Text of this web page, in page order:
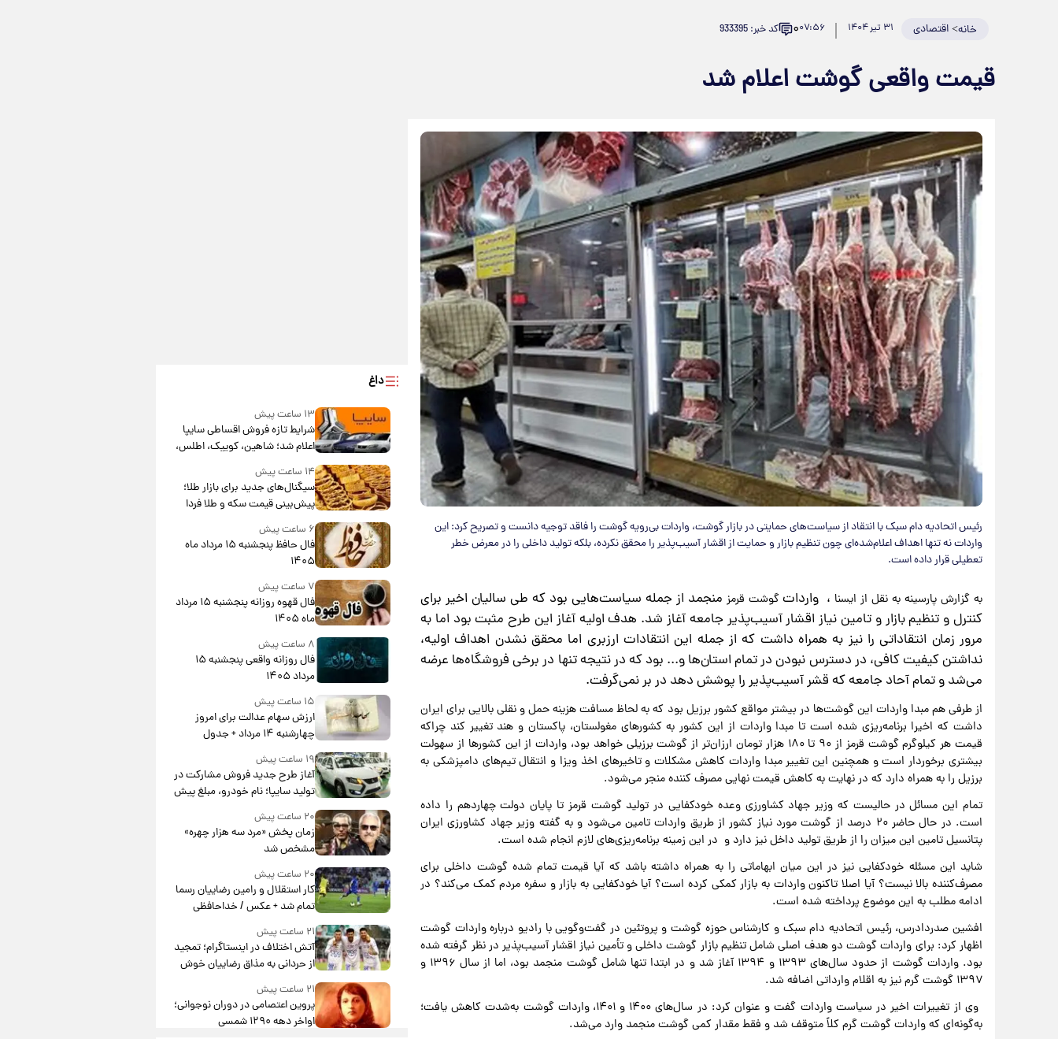
خانه>اقتصادی ۳۱ تیر ۱۴۰۴ ۰۷:۵۶۰ کد خبر: 933395
قیمت واقعی گوشت اعلام شد
رئیس اتحادیه دام سبک با انتقاد از سیاست‌های حمایتی در بازار گوشت، واردات بی‌رویه گوشت را فاقد توجیه دانست و تصریح کرد: این
واردات نه تنها اهداف اعلام‌شده‌ای چون تنظیم بازار و حمایت از اقشار آسیب‌پذیر را محقق نکرده، بلکه تولید داخلی را در معرض خطر
تعطیلی قرار داده است.
به گزارش پارسینه به نقل از ایسنا ، وارداتگوشت قرمز منجمد از جمله سیاست‌هایی بود که طی سالیان اخیر برای
کنترل و تنظیم بازار و تامین نیاز اقشار آسیب‌پذیر جامعه آغاز شد. هدف اولیه آغاز این طرح مثبت بود اما به
مرور زمان انتقاداتی را نیز به همراه داشت که از جمله این انتقادات ارزبری اما محقق نشدن اهداف اولیه،
نداشتن کیفیت کافی، در دسترس نبودن در تمام استان‌ها و... بود که در نتیجه تنها در برخی فروشگاه‌ها عرضه
می‌شد و تمام آحاد جامعه که قشر آسیب‌پذیر را پوشش دهد در بر نمی‌گرفت.
از طرفی هم مبدا واردات این گوشت‌ها در بیشتر مواقع کشور برزیل بود که به لحاظ مسافت هزینه حمل و نقلی بالایی برای ایران
داشت که اخیرا برنامه‌ریزی شده است تا مبدا واردات از این کشور به کشورهای مغولستان، پاکستان و هند تغییر کند چراکه
قیمت هر کیلوگرم گوشت قرمز از ۹۰ تا ۱۸۰ هزار تومان ارزان‌تر از گوشت برزیلی خواهد بود، واردات از این کشورها از سهولت
بیشتری برخوردار است و همچنین این تغییر مبدا واردات کاهش مشکلات و تاخیرهای اخذ ویزا و انتقال تیم‌های دامپزشکی به
برزیل را به همراه دارد که در نهایت به کاهش قیمت نهایی مصرف کننده منجر می‌شود.
تمام این مسائل در حالیست که وزیر جهاد کشاورزی وعده خودکفایی در تولید گوشت قرمز تا پایان دولت چهاردهم را داده
است. در حال حاضر ۲۰ درصد از گوشت مورد نیاز کشور از طریق واردات تامین می‌شود و به گفته وزیر جهاد کشاورزی ایران
پتانسیل تامین این میزان را از طریق تولید داخل نیز دارد و در این زمینه برنامه‌ریزی‌های لازم انجام شده است.
شاید این مسئله خودکفایی نیز در این میان ابهاماتی را به همراه داشته باشد که آیا قیمت تمام شده گوشت داخلی برای
مصرف‌کننده بالا نیست؟ آیا اصلا تاکنون واردات به بازار کمکی کرده است؟ آیا خودکفایی به بازار و سفره مردم کمک ‌می‌کند؟ در
ادامه مطلب به این موضوع پرداخته شده است.
افشین صدردادرس، رئیس اتحادیه دام سبک و کارشناس حوزه گوشت و پروتئین در گفت‌وگویی با رادیو درباره واردات گوشت
اظهار کرد: برای واردات گوشت دو هدف اصلی شامل تنظیم بازار گوشت داخلی و تأمین نیاز اقشار آسیب‌پذیر در نظر گرفته شده
بود. واردات گوشت از حدود سال‌های ۱۳۹۳ و ۱۳۹۴ آغاز شد و در ابتدا تنها شامل گوشت منجمد بود، اما از سال ۱۳۹۶ و
۱۳۹۷ گوشت گرم نیز به اقلام وارداتی اضافه شد.
وی از تغییرات اخیر در سیاست واردات گفت و عنوان کرد: در سال‌های ۱۴۰۰ و ۱۴۰۱، واردات گوشت به‌شدت کاهش یافت؛
به‌گونه‌ای که واردات گوشت گرم کلاً متوقف شد و فقط مقدار کمی گوشت منجمد وارد می‌شد.
داغ
۱۳ ساعت پیش
شرایط تازه فروش اقساطی سایپا
اعلام شد؛ شاهین، کوییک، اطلس،
سهند و ساینا با اقساط بلندمدت +
جدول۱۴ ساعت پیش
سیگنال‌های جدید برای بازار طلا؛
پیش‌بینی قیمت سکه و طلا فردا
۶ ساعت پیش
فال حافظ پنجشنبه ۱۵ مرداد ماه
۱۴۰۵
۷ ساعت پیش
فال قهوه روزانه پنجشنبه ۱۵ مرداد
ماه ۱۴۰۵
۸ ساعت پیش
فال روزانه واقعی پنجشنبه ۱۵
مرداد ۱۴۰۵
۱۵ ساعت پیش
ارزش سهام عدالت برای امروز
چهارشنبه ۱۴ مرداد + جدول
۱۹ ساعت پیش
آغاز طرح جدید فروش مشارکت در
تولید سایپا؛ نام خودرو، مبلغ پیش
مشارکت چند درصد است؟
۲۰ ساعت پیش
زمان پخش «مرد سه هزار چهره»
مشخص شد
۲۰ ساعت پیش
کار استقلال و رامین رضاییان رسما
تمام شد + عکس / خداحافظی
صمیمانه آبی ها با رامین!
۲۱ ساعت پیش
آتش اختلاف در اینستاگرام؛ تمجید
از حردانی به مذاق رضاییان خوش
نیامد+عکس
۲۱ ساعت پیش
پروین اعتصامی در دوران نوجوانی؛
اواخر دهه ۱۲۹۰ شمسی